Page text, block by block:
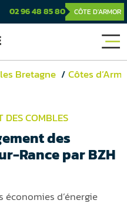
02 96 48 85 80 CÔTE D'ARMOR
Bretagne Côtes
DES COMBLES
des
Rance par BZH
d’énergie